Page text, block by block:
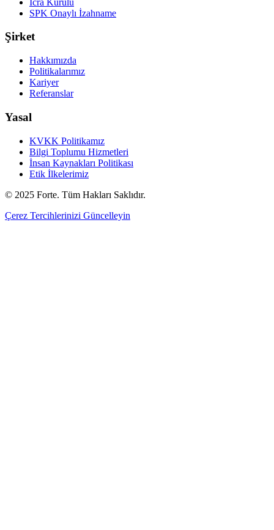
SPK Onaylı İzahname
Şirket
Hakkımızda
Politikalarımız
Kariyer
Referanslar
Yasal
KVKK Politikamız
Bilgi Toplumu Hizmetleri
İnsan Kaynakları Politikası
Etik İlkelerimiz
© 2025 Forte. Tüm Hakları Saklıdır.
Çerez Tercihlerinizi Güncelleyin